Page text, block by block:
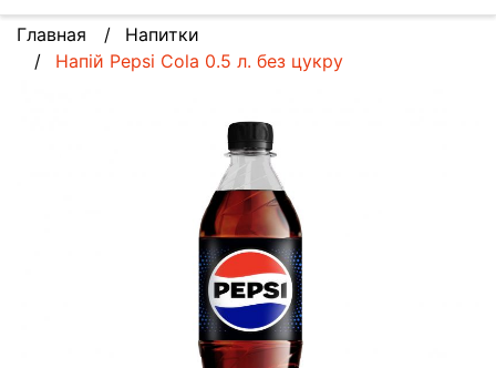
Главная
Напитки
Напій Pepsi Cola 0.5 л. без цукру